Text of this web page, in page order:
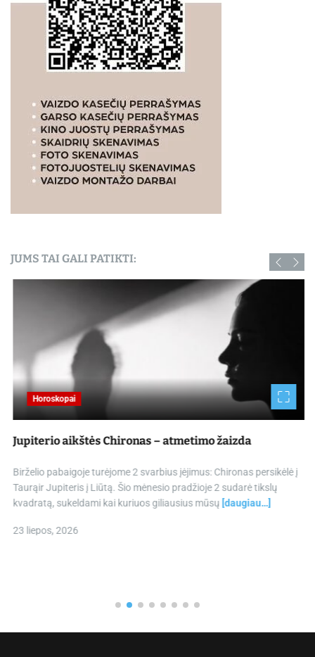
JUMS TAI GALI PATIKTI:
Horoskopai
Jupiterio aikštės Chironas – atmetimo žaizda
Birželio pabaigoje turėjome 2 svarbius įėjimus: Chironas persikėlė į
Taurąir Jupiteris į Liūtą. Šio mėnesio pradžioje 2 sudarė tikslų
kvadratą, sukeldami kai kuriuos giliausius mūsų [daugiau…]
23 liepos, 2026